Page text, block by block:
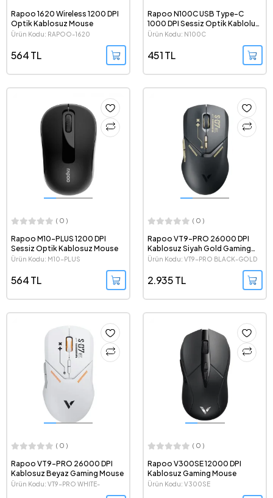
Rapoo 1620 Wireless 1200 DPI
Optik Kablosuz Mouse
Ürün Kodu: RAPOO-1620
564 TL
Rapoo N100C USB Type-C
1000 DPI Sessiz Optik Kablolu
Mouse
Ürün Kodu: N100C
451 TL
( 0 )
Rapoo M10-PLUS 1200 DPI
Sessiz Optik Kablosuz Mouse
Ürün Kodu: M10-PLUS
564 TL
( 0 )
Rapoo VT9-PRO 26000 DPI
Kablosuz Siyah Gold Gaming
Mouse
Ürün Kodu: VT9-PRO BLACK-GOLD
2.935 TL
( 0 )
Rapoo VT9-PRO 26000 DPI
Kablosuz Beyaz Gaming Mouse
Ürün Kodu: VT9-PRO WHITE-
( 0 )
Rapoo V300SE 12000 DPI
Kablosuz Gaming Mouse
Ürün Kodu: V300SE